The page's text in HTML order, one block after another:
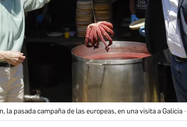
la pasada campaña de las europeas, en una visita a Galicia